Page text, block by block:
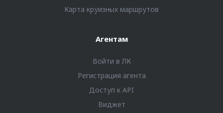
Карта круизных маршрутов
Агентам
Войти в ЛК
Регистрация агента
Доступ к API
Виджет